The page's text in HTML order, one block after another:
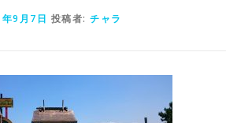
9月7日 投稿者: チャラ